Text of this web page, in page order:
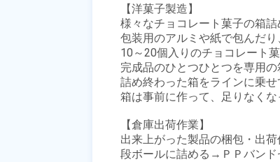
【洋菓子製造】
様々なチョコレート菓子の箱
包装用のアルミや紙で包んだ
10～20個入りのチョコレート
完成品のひとつひとつを専用の
詰め終わった箱をラインに乗せ
箱は事前に作って、足りなくな
【倉庫出荷作業】
出来上がった製品の梱包・出荷
段ボールに詰める→ＰＰバンド